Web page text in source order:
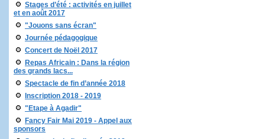
Stages d’été : activités en juillet
et en août 2017
"Jouons sans écran"
Journée pédagogique
Concert de Noël 2017
Repas Africain : Dans la région
des grands lacs...
Spectacle de fin d’année 2018
Inscription 2018 - 2019
"Etape à Agadir"
Fancy Fair Mai 2019 - Appel aux
sponsors